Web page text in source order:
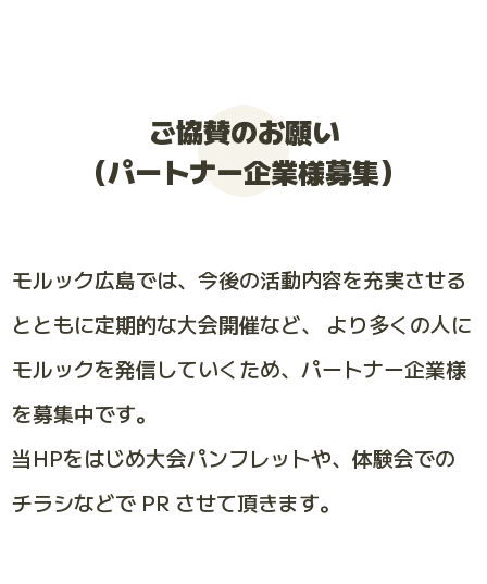
ご協賛のお願い
（パートナー企業様募集）
モルック広島では、今後の活動内容を充実させる
とともに定期的な大会開催など、
より多くの人に
モルックを発信していくため、パートナー企業様
を募集中です。
当HPをはじめ大会パンフレットや、体験会での
チラシなどで PR させて頂きます。